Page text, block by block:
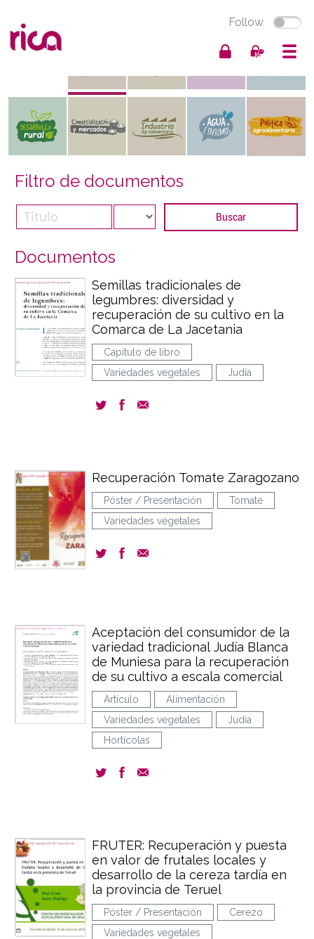
Follow
Filtro de documentos
Documentos
Semillas tradicionales de
legumbres: diversidad y
recuperación de su cultivo en la
Comarca de La Jacetania
Capítulo de libro
Variedades vegetales
Judía
Recuperación Tomate Zaragozano
Póster / Presentación
Tomate
Variedades vegetales
Aceptación del consumidor de la
variedad tradicional Judía Blanca
de Muniesa para la recuperación
de su cultivo a escala comercial
Artículo
Alimentación
Variedades vegetales
Judía
Hortícolas
FRUTER: Recuperación y puesta
en valor de frutales locales y
desarrollo de la cereza tardía en
la provincia de Teruel
Póster / Presentación
Cerezo
Variedades vegetales